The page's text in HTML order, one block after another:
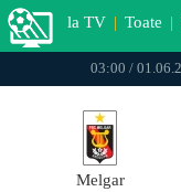
la TV | Toate |
03:00 /
Melgar